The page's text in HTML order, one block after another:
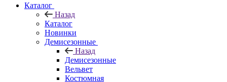
Каталог
Назад
Каталог
Новинки
Демисезонные
Назад
Демисезонные
Вельвет
Костюмная